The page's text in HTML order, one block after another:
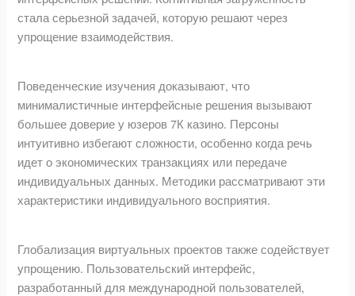
стала серьезной задачей, которую решают через
упрощение взаимодействия.
Поведенческие изучения доказывают, что
минималистичные интерфейсные решения вызывают
большее доверие у юзеров 7К казино. Персоны
интуитивно избегают сложности, особенно когда речь
идет о экономических транзакциях или передаче
индивидуальных данных. Методики рассматривают эти
характеристики индивидуального восприятия.
Глобализация виртуальных проектов также содействует
упрощению. Пользовательский интерфейс,
разработанный для международной пользователей,